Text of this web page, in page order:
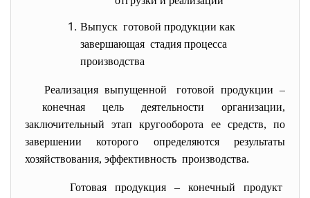
Выпуск готовой продукции как
завершающая стадия процесса
производства
Реализация выпущенной готовой продукции –
конечная цель деятельности организации,
заключительный этап кругооборота ее средств, по
завершении которого определяются результаты
хозяйствования, эффективность производства.
Готовая продукция – конечный продукт